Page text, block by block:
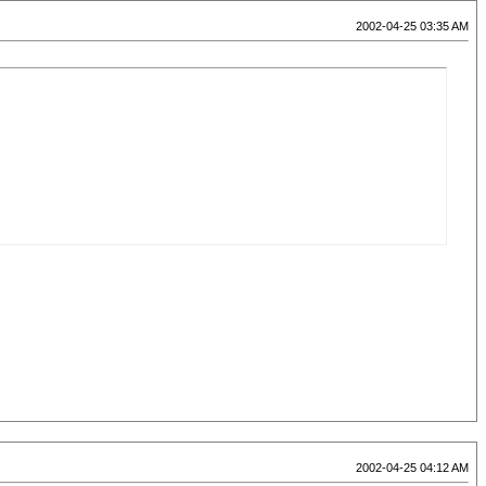
2002-04-25 03:35 AM
2002-04-25 04:12 AM